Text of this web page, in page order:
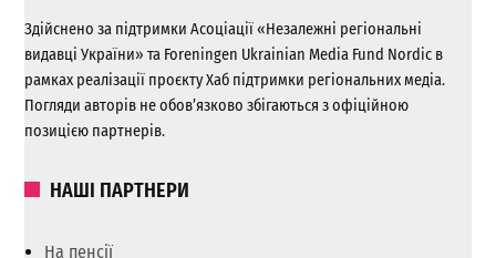
Здійснено за підтримки Асоціації «Незалежні регіональні
видавці України» та Foreningen Ukrainian Media Fund Nordic в
рамках реалізації проєкту Хаб підтримки регіональних медіа.
Погляди авторів не обов’язково збігаються з офіційною
позицією партнерів.
НАШІ ПАРТНЕРИ
На пенсії